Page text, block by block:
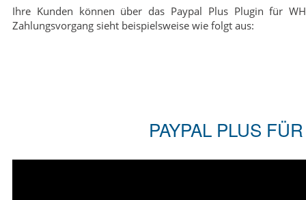
Ihre Kunden können über das Paypal Plus Plugin für
Zahlungsvorgang sieht beispielsweise wie folgt aus:
PAYPAL PLUS